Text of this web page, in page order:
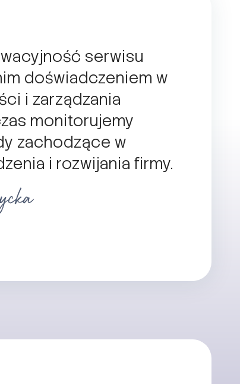
serwisu
doświadczeniem w
i zarządzania
monitorujemy
zachodzące w
i rozwijania firmy.